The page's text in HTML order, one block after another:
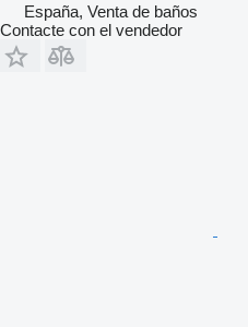
España, Venta de baños
Contacte con el vendedor